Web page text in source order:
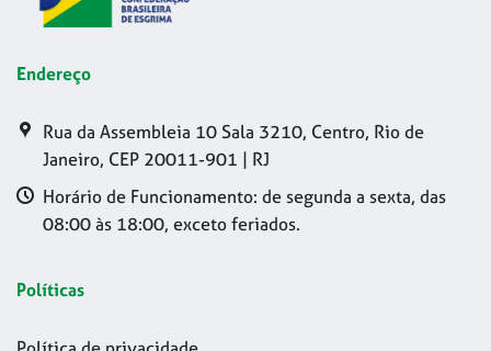
Endereço
Rua da Assembleia 10 Sala 3210, Centro, Rio de
Janeiro, CEP 20011-901 | RJ
Horário de Funcionamento: de segunda a sexta, das
08:00 às 18:00, exceto feriados.
Políticas